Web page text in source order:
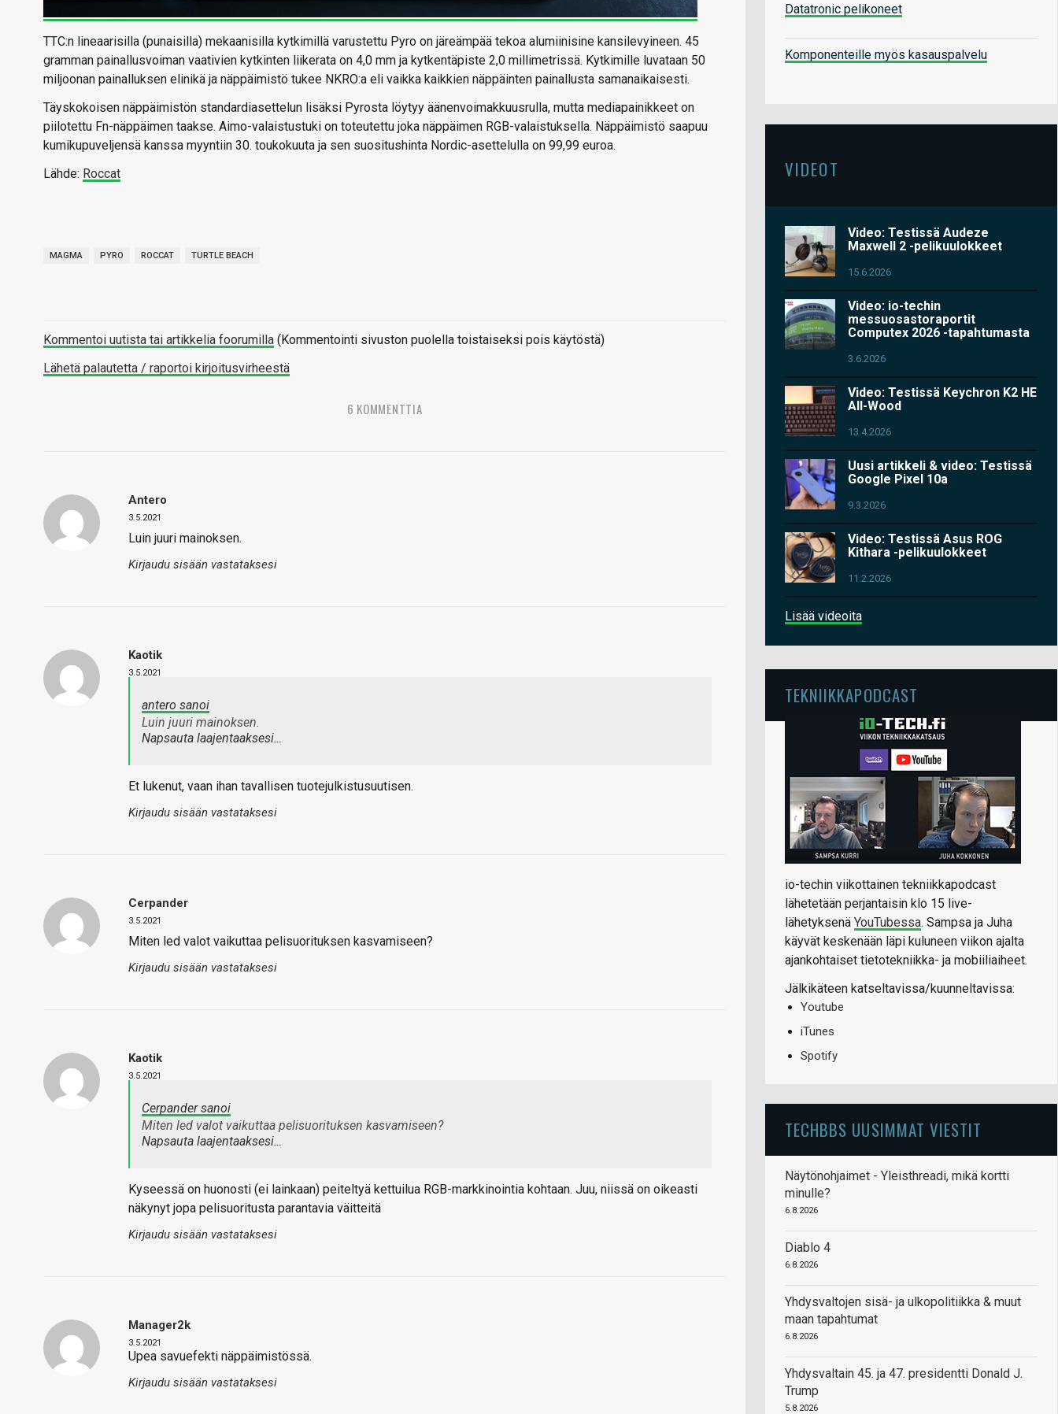
TTC:n lineaarisilla (punaisilla) mekaanisilla kytkimillä varustettu Pyro on järeämpää tekoa alumiinisine kansilevyineen. 45
gramman painallusvoiman vaativien kytkinten liikerata on 4,0 mm ja kytkentäpiste 2,0 millimetrissä. Kytkimille luvataan 50
miljoonan painalluksen elinikä ja näppäimistö tukee NKRO:a eli vaikka kaikkien näppäinten painallusta samanaikaisesti.
Täyskokoisen näppäimistön standardiasettelun lisäksi Pyrosta löytyy äänenvoimakkuusrulla, mutta mediapainikkeet on
piilotettu Fn-näppäimen taakse. Aimo-valaistustuki on toteutettu joka näppäimen RGB-valaistuksella. Näppäimistö saapuu
kumikupuveljensä kanssa myyntiin 30. toukokuuta ja sen suositushinta Nordic-asettelulla on 99,99 euroa.
Lähde: Roccat
MAGMA PYRO ROCCAT TURTLE BEACH
Kommentoi uutista tai artikkelia foorumilla (Kommentointi sivuston puolella toistaiseksi pois käytöstä)
Lähetä palautetta / raportoi kirjoitusvirheestä
6 KOMMENTTIA
Antero
3.5.2021
Luin juuri mainoksen.
Kirjaudu sisään vastataksesi
Kaotik
3.5.2021
antero sanoi
Luin juuri mainoksen.
Napsauta laajentaaksesi…
Et lukenut, vaan ihan tavallisen tuotejulkistusuutisen.
Kirjaudu sisään vastataksesi
Cerpander
3.5.2021
Miten led valot vaikuttaa pelisuorituksen kasvamiseen?
Kirjaudu sisään vastataksesi
Kaotik
3.5.2021
Cerpander sanoi
Miten led valot vaikuttaa pelisuorituksen kasvamiseen?
Napsauta laajentaaksesi…
Kyseessä on huonosti (ei lainkaan) peiteltyä kettuilua RGB-markkinointia kohtaan. Juu, niissä on oikeasti
näkynyt jopa pelisuoritusta parantavia väitteitä
Kirjaudu sisään vastataksesi
Manager2k
3.5.2021
Upea savuefekti näppäimistössä.
Kirjaudu sisään vastataksesi
Datatronic pelikoneet
Komponenteille myös kasauspalvelu
VIDEOT
Video: Testissä Audeze
Maxwell 2 -pelikuulokkeet
15.6.2026
Video: io-techin
messuosastoraportit
Computex 2026 -tapahtumasta
3.6.2026
Video: Testissä Keychron K2 HE
All-Wood
13.4.2026
Uusi artikkeli & video: Testissä
Google Pixel 10a
9.3.2026
Video: Testissä Asus ROG
Kithara -pelikuulokkeet
11.2.2026
Lisää videoita
TEKNIIKKAPODCAST
io-techin viikottainen tekniikkapodcast
lähetetään perjantaisin klo 15 live-
lähetyksenä YouTubessa. Sampsa ja Juha
käyvät keskenään läpi kuluneen viikon ajalta
ajankohtaiset tietotekniikka- ja mobiiliaiheet.
Jälkikäteen katseltavissa/kuunneltavissa:
Youtube
iTunes
Spotify
TECHBBS UUSIMMAT VIESTIT
Näytönohjaimet - Yleisthreadi, mikä kortti
minulle?
6.8.2026
Diablo 4
6.8.2026
Yhdysvaltojen sisä- ja ulkopolitiikka & muut
maan tapahtumat
6.8.2026
Yhdysvaltain 45. ja 47. presidentti Donald J.
Trump
5.8.2026